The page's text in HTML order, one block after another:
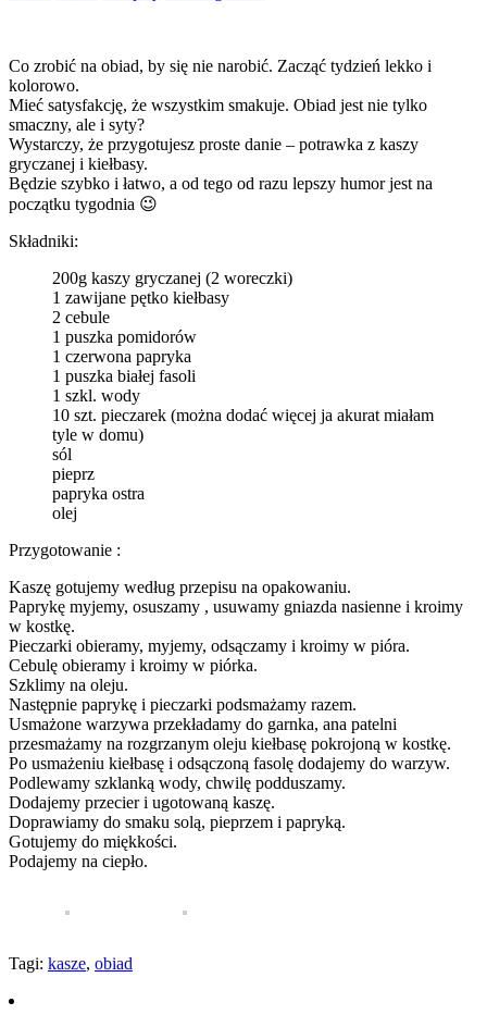
Co zrobić na obiad, by się nie narobić. Zacząć tydzień lekko i
kolorowo.
Mieć satysfakcję, że wszystkim smakuje. Obiad jest nie tylko
smaczny, ale i syty?
Wystarczy, że przygotujesz proste danie – potrawka z kaszy
gryczanej i kiełbasy.
Będzie szybko i łatwo, a od tego od razu lepszy humor jest na
początku tygodnia 😉
Składniki:
200g kaszy gryczanej (2 woreczki)
1 zawijane pętko kiełbasy
2 cebule
1 puszka pomidorów
1 czerwona papryka
1 puszka białej fasoli
1 szkl. wody
10 szt. pieczarek (można dodać więcej ja akurat miałam
tyle w domu)
sól
pieprz
papryka ostra
olej
Przygotowanie :
Kaszę gotujemy według przepisu na opakowaniu.
Paprykę myjemy, osuszamy , usuwamy gniazda nasienne i kroimy
w kostkę.
Pieczarki obieramy, myjemy, odsączamy i kroimy w pióra.
Cebulę obieramy i kroimy w piórka.
Szklimy na oleju.
Następnie paprykę i pieczarki podsmażamy razem.
Usmażone warzywa przekładamy do garnka, ana patelni
przesmażamy na rozgrzanym oleju kiełbasę pokrojoną w kostkę.
Po usmażeniu kiełbasę i odsączoną fasolę dodajemy do warzyw.
Podlewamy szklanką wody, chwilę podduszamy.
Dodajemy przecier i ugotowaną kaszę.
Doprawiamy do smaku solą, pieprzem i papryką.
Gotujemy do miękkości.
Podajemy na ciepło.
Tagi: kasze, obiad